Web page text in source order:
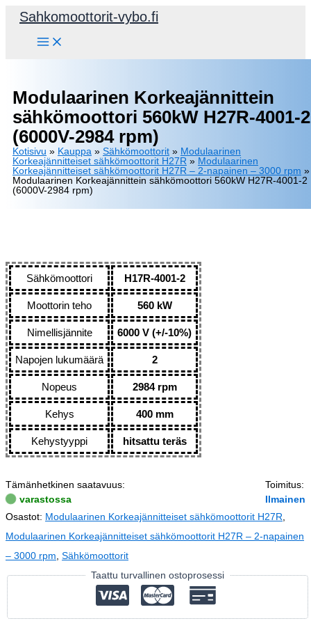
Siirry
Sahkomoottorit-vybo.fi
Modulaarinen Korkeajännittein
sähkömoottori 560kW H27R-4001-2
(6000V-2984 rpm)
Kotisivu » Kauppa » Sähkömoottorit » Modulaarinen
Korkeajännitteiset sähkömoottorit H27R » Modulaarinen
Korkeajännitteiset sähkömoottorit H27R – 2-napainen – 3000 rpm »
Modulaarinen Korkeajännittein sähkömoottori 560kW H27R-4001-2
(6000V-2984 rpm)
Sähkömoottori H17R-4001-2
Moottorin teho 560 kW
Nimellisjännite 6000 V (+/-10%)
Napojen lukumäärä 2
Nopeus 2984 rpm
Kehys 400 mm
Kehystyyppi hitsattu teräs
Tämänhetkinen saatavuus:
varastossa
Toimitus:
Ilmainen
Osastot: Modulaarinen Korkeajännitteiset sähkömoottorit H27R
Modulaarinen Korkeajännitteiset sähkömoottorit H27R – 2-napainen
– 3000 rpm Sähkömoottorit
Taattu turvallinen ostoprosessi